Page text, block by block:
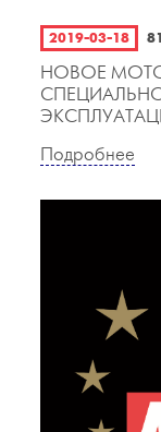
2019-03-18
НОВОЕ
Подробнее